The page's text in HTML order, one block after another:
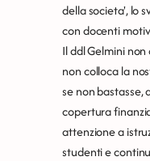
della societa', lo
con docenti
Il ddl Gelmini
non colloca la
se non
copertura
attenzione a
studenti e